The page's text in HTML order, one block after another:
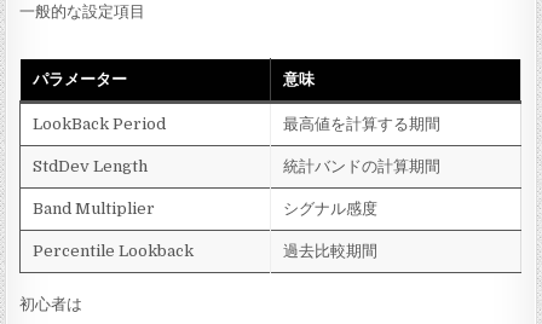
一般的な設定項目
パラメーター 意味
LookBack Period 最高値を計算する期間
StdDev Length 統計バンドの計算期間
Band Multiplier シグナル感度
Percentile Lookback 過去比較期間
初心者は